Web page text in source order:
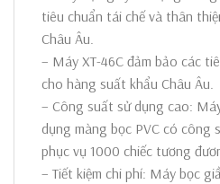
tiêu chuẩn tái chế và thân
Châu Âu.
– Máy XT-46C đảm bảo các
cho hàng suất khẩu Châu Âu.
– Công suất sử dụng cao:
dụng màng bọc PVC có công
phục vụ 1000 chiếc tương
– Tiết kiệm chi phí: Máy bọc